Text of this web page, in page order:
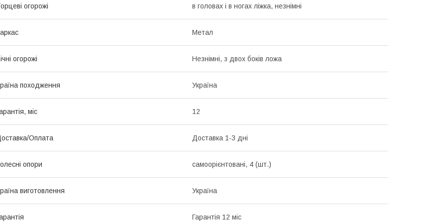
огорожі в головах і в ногах ліжка, незнімні
Метал
огорожі Незнімні, з двох боків ложа
походження Україна
міс 12
Оплата Доставка 1-3 дні
опори самоорієнтовані, 4 (шт.)
виготовлення Україна
Гарантія 12 міс